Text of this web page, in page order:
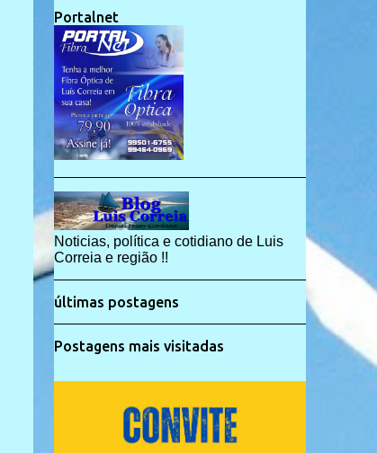
Portalnet
Noticias, política e cotidiano de Luis
Correia e região !!
últimas postagens
Postagens mais visitadas